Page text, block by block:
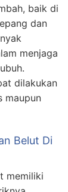
baik di
dan
menjaga
dilakukan
maupun
Belut Di
memiliki